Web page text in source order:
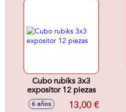
Cubo rubiks 3x3
expositor 12 piezas
6 años 13,00 €